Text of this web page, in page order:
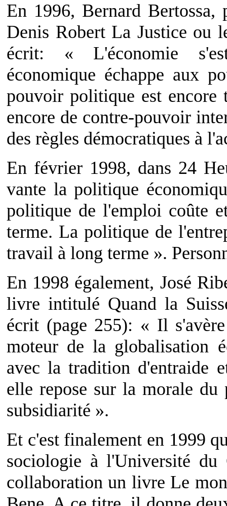
En 1996, Bernard Bertossa,
Denis Robert La Justice ou
écrit: « L'économie
économique échappe aux
pouvoir politique est
encore de contre-pouvoir
des règles démocratiques à
En février 1998, dans 24
vante la politique
politique de l'emploi coûte
terme. La politique de
travail à long terme ».
En 1998 également, José
livre intitulé Quand la
écrit (page 255): « Il
moteur de la globalisation
avec la tradition d'entraide
elle repose sur la morale
subsidiarité ».
Et c'est finalement en 1999
sociologie à l'Université du
collaboration un livre Le